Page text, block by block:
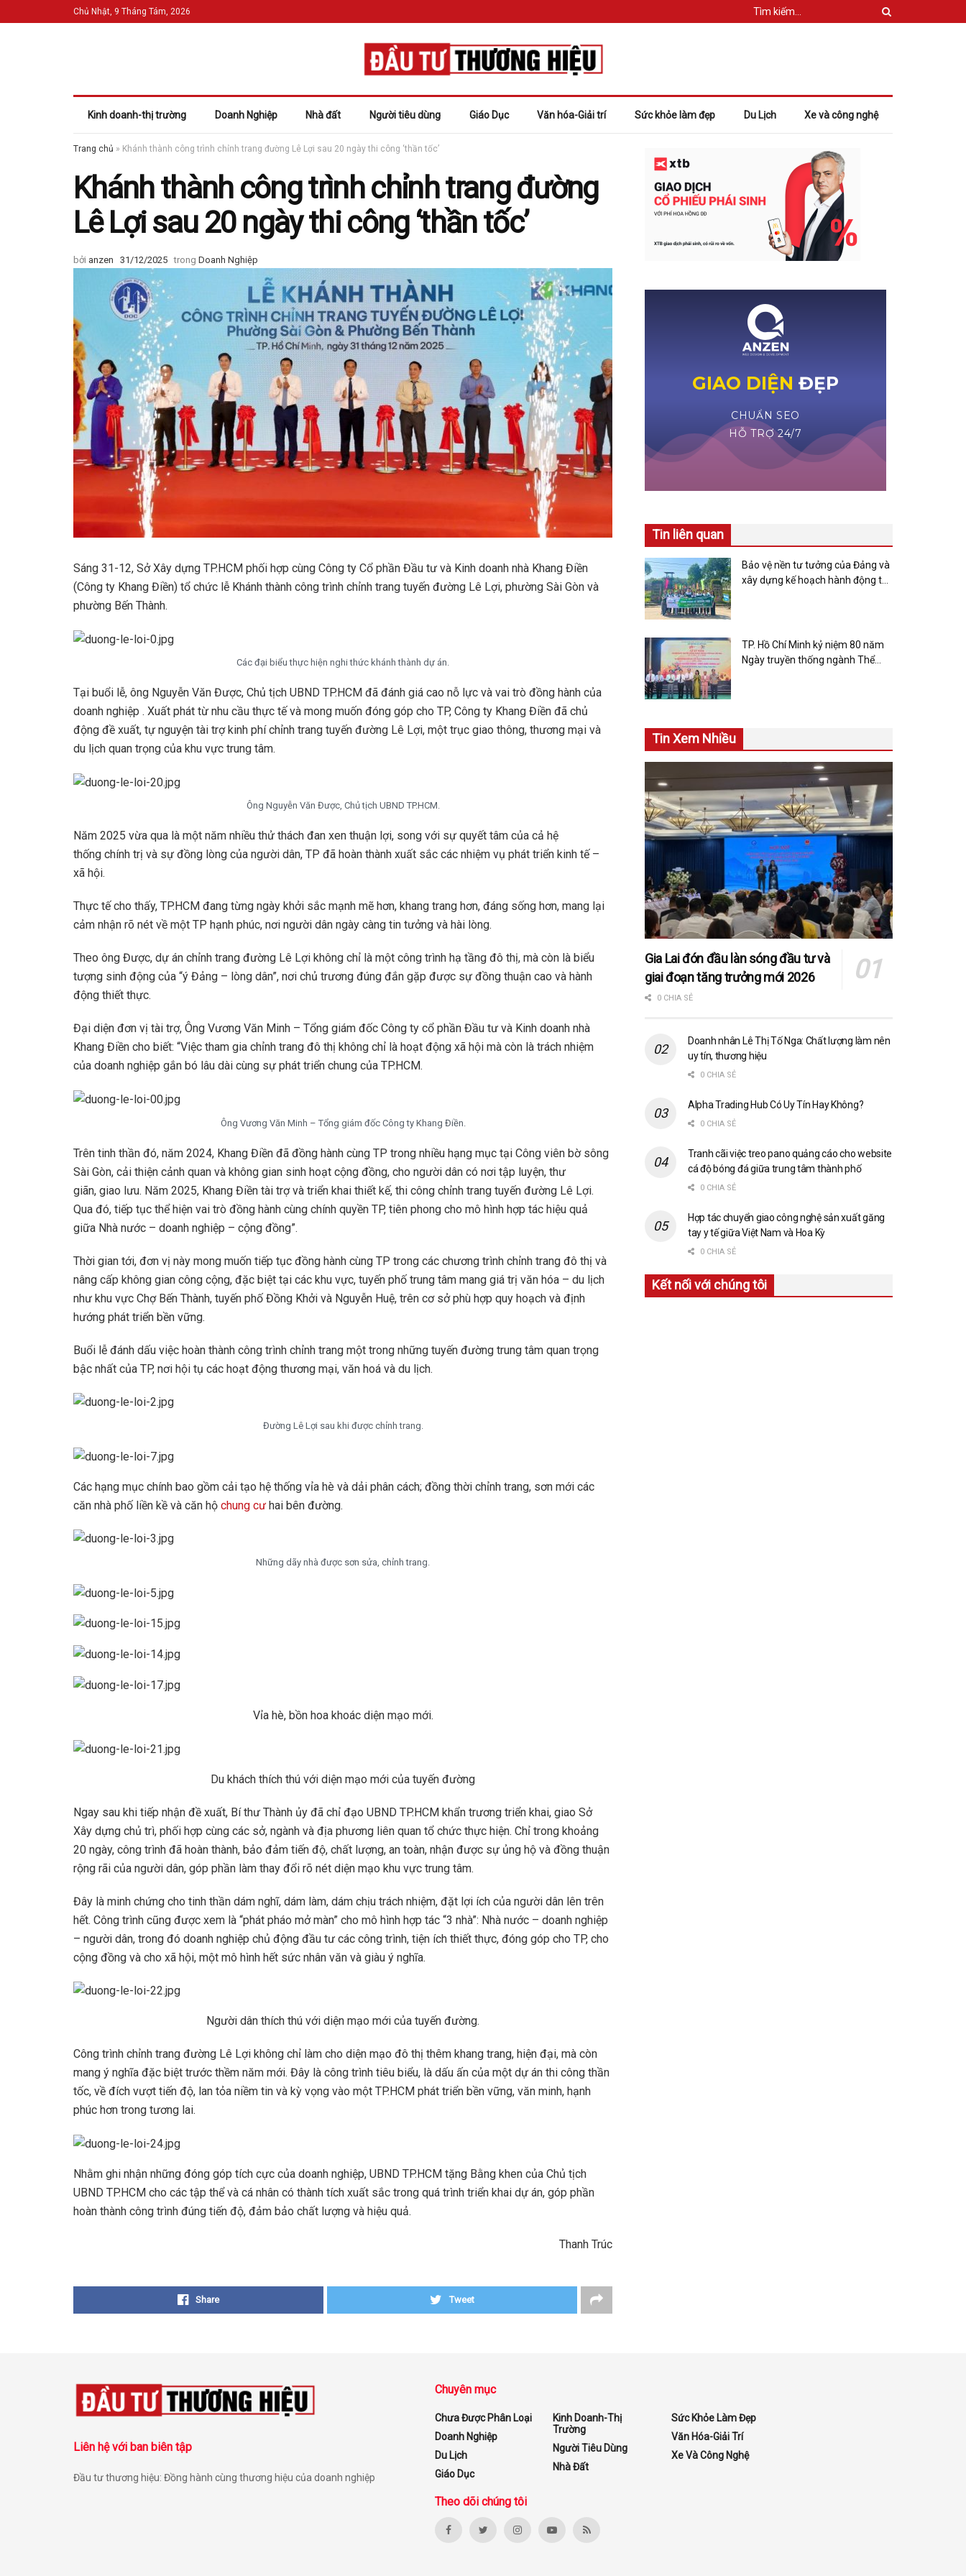
Chủ Nhật, 9 Tháng Tám, 2026
Kinh doanh-thị trường Doanh Nghiệp Nhà đất Người tiêu dùng Giáo Dục Văn hóa-Giải trí Sức khỏe làm đẹp Du Lịch Xe và công nghệ
Trang chủ » Khánh thành công trình chỉnh trang đường Lê Lợi sau 20 ngày thi công ‘thần tốc’
Khánh thành công trình chỉnh trang đường
Lê Lợi sau 20 ngày thi công ‘thần tốc’
bởi anzen 31/12/2025 trong Doanh Nghiệp
Sáng 31-12, Sở Xây dựng TP.HCM phối hợp cùng Công ty Cổ phần Đầu tư và Kinh doanh nhà Khang Điền
(Công ty Khang Điền) tổ chức lễ Khánh thành công trình chỉnh trang tuyến đường Lê Lợi, phường Sài Gòn và
phường Bến Thành.
Các đại biểu thực hiện nghi thức khánh thành dự án.
Tại buổi lễ, ông Nguyễn Văn Được, Chủ tịch UBND TP.HCM đã đánh giá cao nỗ lực và vai trò đồng hành của
doanh nghiệp . Xuất phát từ nhu cầu thực tế và mong muốn đóng góp cho TP, Công ty Khang Điền đã chủ
động đề xuất, tự nguyện tài trợ kinh phí chỉnh trang tuyến đường Lê Lợi, một trục giao thông, thương mại và
du lịch quan trọng của khu vực trung tâm.
Ông Nguyễn Văn Được, Chủ tịch UBND TP.HCM.
Năm 2025 vừa qua là một năm nhiều thử thách đan xen thuận lợi, song với sự quyết tâm của cả hệ
thống chính trị và sự đồng lòng của người dân, TP đã hoàn thành xuất sắc các nhiệm vụ phát triển kinh tế –
xã hội.
Thực tế cho thấy, TP.HCM đang từng ngày khởi sắc mạnh mẽ hơn, khang trang hơn, đáng sống hơn, mang lại
cảm nhận rõ nét về một TP hạnh phúc, nơi người dân ngày càng tin tưởng và hài lòng.
Theo ông Được, dự án chỉnh trang đường Lê Lợi không chỉ là một công trình hạ tầng đô thị, mà còn là biểu
tượng sinh động của “ý Đảng – lòng dân”, nơi chủ trương đúng đắn gặp được sự đồng thuận cao và hành
động thiết thực.
Đại diện đơn vị tài trợ, Ông Vương Văn Minh – Tổng giám đốc Công ty cổ phần Đầu tư và Kinh doanh nhà
Khang Điền cho biết: “Việc tham gia chỉnh trang đô thị không chỉ là hoạt động xã hội mà còn là trách nhiệm
của doanh nghiệp gắn bó lâu dài cùng sự phát triển chung của TP.HCM.
Ông Vương Văn Minh – Tổng giám đốc Công ty Khang Điền.
Trên tinh thần đó, năm 2024, Khang Điền đã đồng hành cùng TP trong nhiều hạng mục tại Công viên bờ sông
Sài Gòn, cải thiện cảnh quan và không gian sinh hoạt cộng đồng, cho người dân có nơi tập luyện, thư
giãn, giao lưu. Năm 2025, Khang Điền tài trợ và triển khai thiết kế, thi công chỉnh trang tuyến đường Lê Lợi.
Qua đó, tiếp tục thể hiện vai trò đồng hành cùng chính quyền TP, tiên phong cho mô hình hợp tác hiệu quả
giữa Nhà nước – doanh nghiệp – cộng đồng”.
Thời gian tới, đơn vị này mong muốn tiếp tục đồng hành cùng TP trong các chương trình chỉnh trang đô thị và
nâng cấp không gian công cộng, đặc biệt tại các khu vực, tuyến phố trung tâm mang giá trị văn hóa – du lịch
như khu vực Chợ Bến Thành, tuyến phố Đồng Khởi và Nguyễn Huệ, trên cơ sở phù hợp quy hoạch và định
hướng phát triển bền vững.
Buổi lễ đánh dấu việc hoàn thành công trình chỉnh trang một trong những tuyến đường trung tâm quan trọng
bậc nhất của TP, nơi hội tụ các hoạt động thương mại, văn hoá và du lịch.
Đường Lê Lợi sau khi được chỉnh trang.
Các hạng mục chính bao gồm cải tạo hệ thống vỉa hè và dải phân cách; đồng thời chỉnh trang, sơn mới các
căn nhà phố liền kề và căn hộ chung cư hai bên đường.
Những dãy nhà được sơn sửa, chỉnh trang.
Vỉa hè, bồn hoa khoác diện mạo mới.
Du khách thích thú với diện mạo mới của tuyến đường
Ngay sau khi tiếp nhận đề xuất, Bí thư Thành ủy đã chỉ đạo UBND TP.HCM khẩn trương triển khai, giao Sở
Xây dựng chủ trì, phối hợp cùng các sở, ngành và địa phương liên quan tổ chức thực hiện. Chỉ trong khoảng
20 ngày, công trình đã hoàn thành, bảo đảm tiến độ, chất lượng, an toàn, nhận được sự ủng hộ và đồng thuận
rộng rãi của người dân, góp phần làm thay đổi rõ nét diện mạo khu vực trung tâm.
Đây là minh chứng cho tinh thần dám nghĩ, dám làm, dám chịu trách nhiệm, đặt lợi ích của người dân lên trên
hết. Công trình cũng được xem là “phát pháo mở màn” cho mô hình hợp tác “3 nhà”: Nhà nước – doanh nghiệp
– người dân, trong đó doanh nghiệp chủ động đầu tư các công trình, tiện ích thiết thực, đóng góp cho TP, cho
cộng đồng và cho xã hội, một mô hình hết sức nhân văn và giàu ý nghĩa.
Người dân thích thú với diện mạo mới của tuyến đường.
Công trình chỉnh trang đường Lê Lợi không chỉ làm cho diện mạo đô thị thêm khang trang, hiện đại, mà còn
mang ý nghĩa đặc biệt trước thềm năm mới. Đây là công trình tiêu biểu, là dấu ấn của một dự án thi công thần
tốc, về đích vượt tiến độ, lan tỏa niềm tin và kỳ vọng vào một TP.HCM phát triển bền vững, văn minh, hạnh
phúc hơn trong tương lai.
Nhằm ghi nhận những đóng góp tích cực của doanh nghiệp, UBND TP.HCM tặng Bằng khen của Chủ tịch
UBND TP.HCM cho các tập thể và cá nhân có thành tích xuất sắc trong quá trình triển khai dự án, góp phần
hoàn thành công trình đúng tiến độ, đảm bảo chất lượng và hiệu quả.
Thanh Trúc
Share Tweet
Tin liên quan
Bảo vệ nền tư tưởng của Đảng và
xây dựng kế hoạch hành động tại
TP. Hồ Chí Minh kỷ niệm 80 năm
Ngày truyền thống ngành Thể
Tin Xem Nhiều
Gia Lai đón đầu làn sóng đầu tư và
giai đoạn tăng trưởng mới 2026
0 CHIA SẺ
Doanh nhân Lê Thị Tố Nga: Chất lượng làm nên
uy tín, thương hiệu
0 CHIA SẺ
Alpha Trading Hub Có Uy Tín Hay Không?
0 CHIA SẺ
Tranh cãi việc treo pano quảng cáo cho website
cá độ bóng đá giữa trung tâm thành phố
0 CHIA SẺ
Hợp tác chuyển giao công nghệ sản xuất găng
tay y tế giữa Việt Nam và Hoa Kỳ
0 CHIA SẺ
Kết nối với chúng tôi
Liên hệ với ban biên tập
Đầu tư thương hiệu: Đồng hành cùng thương hiệu của doanh nghiệp
Chuyên mục
Chưa Được Phân Loại
Doanh Nghiệp
Du Lịch
Giáo Dục
Kinh Doanh-Thị
Trường
Người Tiêu Dùng
Nhà Đất
Sức Khỏe Làm Đẹp
Văn Hóa-Giải Trí
Xe Và Công Nghệ
Theo dõi chúng tôi